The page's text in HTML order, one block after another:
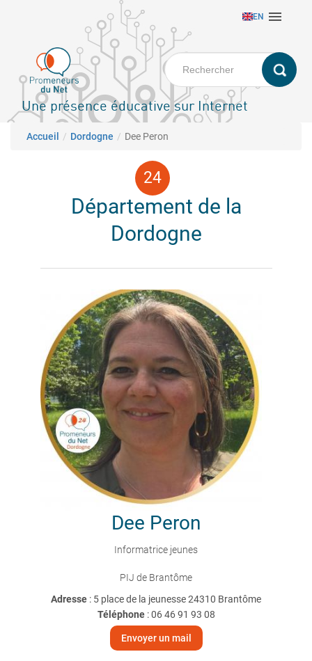
principal
EN 
Une présence éducative sur Internet
Fil d'Ariane
Accueil Dordogne Dee Peron
Département de la
Dordogne
Dee Peron
Informatrice jeunes
PIJ de Brantôme
Adresse : 5 place de la jeunesse 24310 Brantôme
Téléphone:06 46 91 93 08
Envoyer un mail